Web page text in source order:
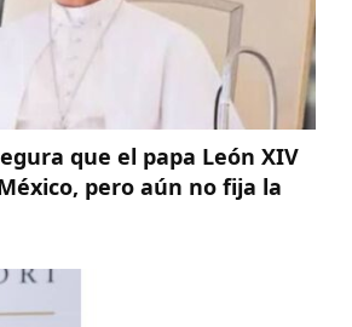
que el papa León XIV
pero aún no fija la